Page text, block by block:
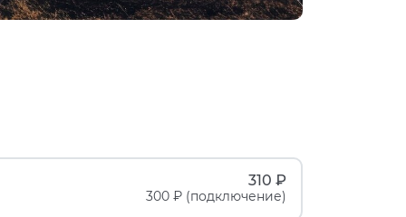
310 ₽
300 ₽ (подключение)